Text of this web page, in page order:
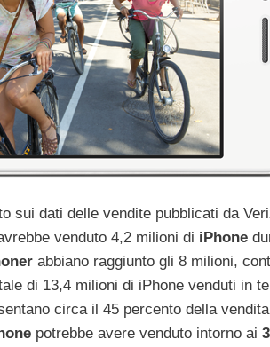
sui dati delle vendite pubblicati da
venduto 4,2 milioni di iPhone
abbiano raggiunto gli 8 milioni,
di 13,4 milioni di iPhone venduti in
circa il 45 percento della
potrebbe avere venduto intorno ai